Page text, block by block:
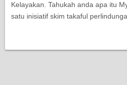
Kelayakan. Tahukah anda apa itu
satu inisiatif skim takaful